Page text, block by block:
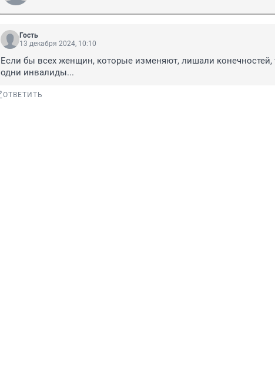
Гость
13 декабря 2024, 10:10
Если бы всех женщин, которые изменяют, лишали
одни инвалиды...
ОТВЕТИТЬ